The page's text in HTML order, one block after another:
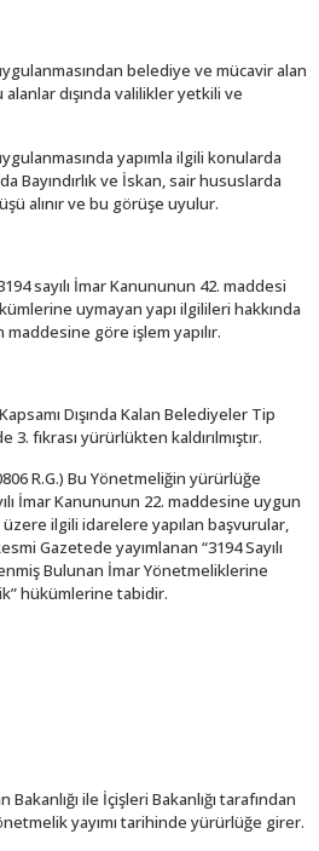
belediye ve mücavir alan
dışında valilikler yetkili ve
yapımla ilgili konularda
Bayındırlık ve İskan, sair hususlarda
alınır ve bu görüşe uyulur.
sayılı İmar Kanununun 42. maddesi
uymayan yapı ilgilileri hakkında
göre işlem yapılır.
Dışında Kalan Belediyeler Tip
fıkrası yürürlükten kaldırılmıştır.
R.G.) Bu Yönetmeliğin yürürlüğe
İmar Kanununun 22. maddesine uygun
ilgili idarelere yapılan başvurular,
Gazetede yayımlanan “3194 Sayılı
Bulunan İmar Yönetmeliklerine
hükümlerine tabidir.
Bakanlığı ile İçişleri Bakanlığı tarafından
yayımı tarihinde yürürlüğe girer.